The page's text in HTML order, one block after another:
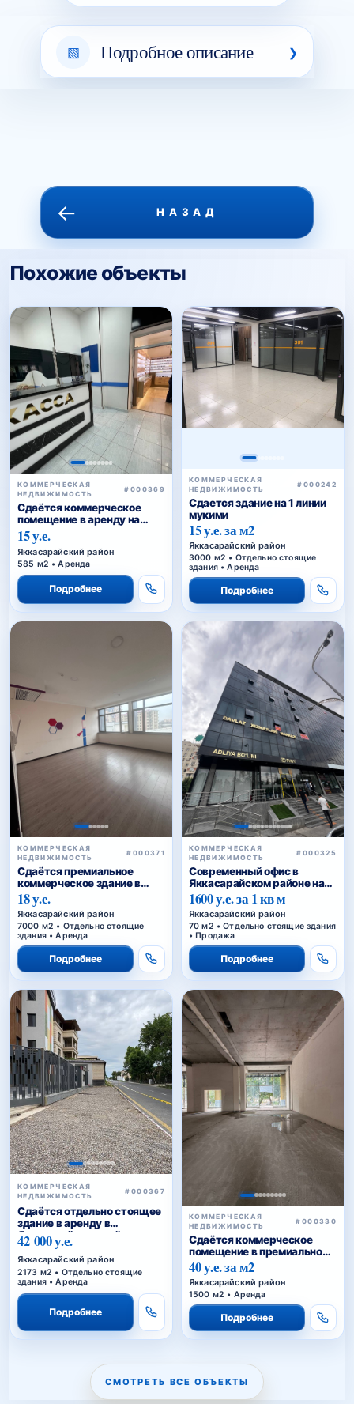
Подробное описание
← НАЗАД
Похожие объекты
КОММЕРЧЕСКАЯ
НЕДВИЖИМОСТЬ
#000369
Сдаётся коммерческое
помещение в аренду на
Шота Руставели
15 у.е.
Яккасарайский район
585 м2 • Аренда
Подробнее
КОММЕРЧЕСКАЯ
НЕДВИЖИМОСТЬ
#000242
Сдается здание на 1 линии
мукими
15 у.е. за м2
Яккасарайский район
3000 м2 • Отдельно стоящие
здания • Аренда
Подробнее
КОММЕРЧЕСКАЯ
НЕДВИЖИМОСТЬ
#000371
Сдаётся премиальное
коммерческое здание в
аренду
18 у.е.
Яккасарайский район
7000 м2 • Отдельно стоящие
здания • Аренда
Подробнее
КОММЕРЧЕСКАЯ
НЕДВИЖИМОСТЬ
#000325
Современный офис в
Яккасарайском районе на
первой линии
1600 у.е. за 1 кв м
Яккасарайский район
70 м2 • Отдельно стоящие здания
• Продажа
Подробнее
КОММЕРЧЕСКАЯ
НЕДВИЖИМОСТЬ
#000367
Сдаётся отдельно стоящее
здание в аренду в
Яккасарайском районе
42 000 у.е.
Яккасарайский район
2173 м2 • Отдельно стоящие
здания • Аренда
Подробнее
КОММЕРЧЕСКАЯ
НЕДВИЖИМОСТЬ
#000330
Сдаётся коммерческое
помещение в премиальном
жилом комплексе
40 у.е. за м2
Яккасарайский район
1500 м2 • Аренда
Подробнее
СМОТРЕТЬ ВСЕ ОБЪЕКТЫ